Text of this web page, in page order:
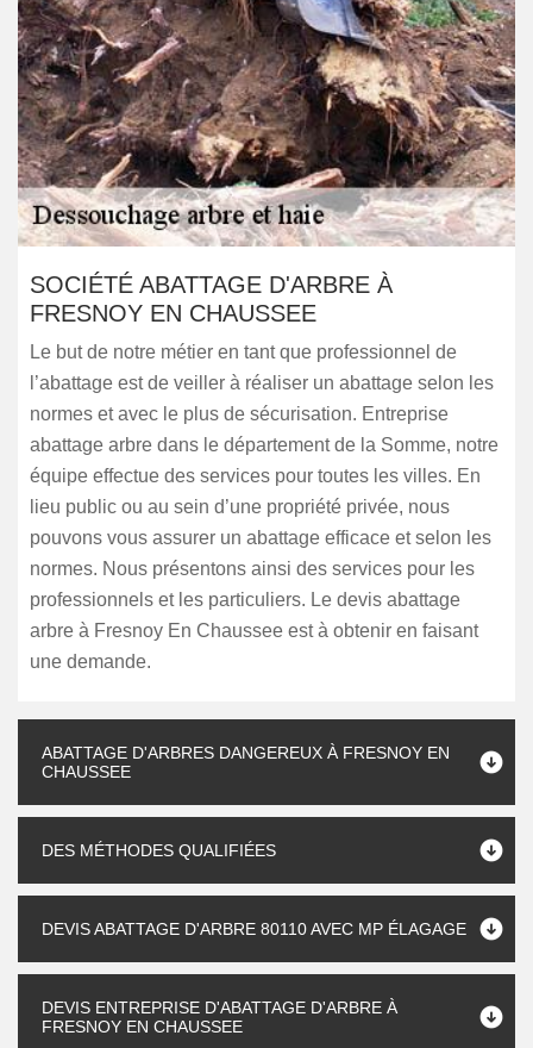
SOCIÉTÉ ABATTAGE D'ARBRE À
FRESNOY EN CHAUSSEE
Le but de notre métier en tant que professionnel de
l’abattage est de veiller à réaliser un abattage selon les
normes et avec le plus de sécurisation. Entreprise
abattage arbre dans le département de la Somme, notre
équipe effectue des services pour toutes les villes. En
lieu public ou au sein d’une propriété privée, nous
pouvons vous assurer un abattage efficace et selon les
normes. Nous présentons ainsi des services pour les
professionnels et les particuliers. Le devis abattage
arbre à Fresnoy En Chaussee est à obtenir en faisant
une demande.
ABATTAGE D'ARBRES DANGEREUX À FRESNOY EN
CHAUSSEE
DES MÉTHODES QUALIFIÉES
DEVIS ABATTAGE D'ARBRE 80110 AVEC MP ÉLAGAGE
DEVIS ENTREPRISE D'ABATTAGE D'ARBRE À
FRESNOY EN CHAUSSEE